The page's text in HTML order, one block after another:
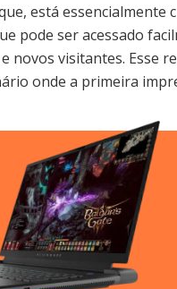
está essencialmente
pode ser acessado
novos visitantes. Esse
onde a primeira